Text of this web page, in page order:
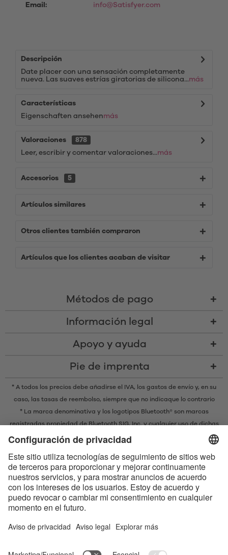
Email:
info@Satisfyer.com
Descripción
Date placer con una sensación completamente
nueva. Las suaves estrías giratorias de silicona...más
Características
Eigenschaften ansehenmás
Valoraciones
878
Leer, escribir y comentar valoraciones...más
Accesorios 5
Artículos similares
Otros clientes también compraron
Artículos que los clientes acaban de visitar
Métodos de pago
Información legal
Apoyo y ayuda
Pie de imprenta
* A todos los precios debe añadirse el IVA, los gastos de envío y, en su
caso, las tasas de reembolso, siempre que no indicaque lo contrario
* La marca denominativa y los logotipos Bluetooth® son marcas
registradas propiedad de Bluetooth SIG, Inc. y cualquier uso de dichas
marcas por parte de EIS GmbH se realiza bajo licencia.